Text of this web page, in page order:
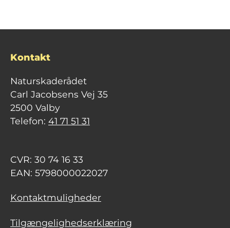
Kontakt
Naturskaderådet
Carl Jacobsens Vej 35
2500 Valby
Telefon: 41 71 51 31
CVR: 30 74 16 33
EAN: 5798000022027
Kontaktmuligheder
Tilgængelighedserklæring